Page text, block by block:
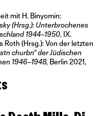
mit H. Binyomin:
(Hrsg.): Unterbrochenes
1944–1950, IX.
Roth (Hrsg.): Von der letzten
churbn“ der Jüdischen
1946–1948, Berlin 2021,